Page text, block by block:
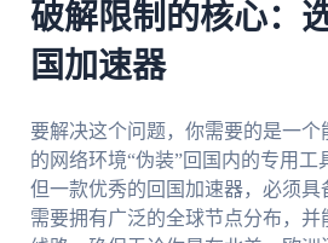
破解限制的核心：
国加速器
要解决这个问题，你需要的是一
的网络环境“伪装”回国内的专用工
但一款优秀的回国加速器，必须具
需要拥有广泛的全球节点分布，